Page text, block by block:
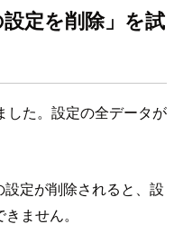
定を削除」を試
した。設定の全データが
定が削除されると、設
ません。